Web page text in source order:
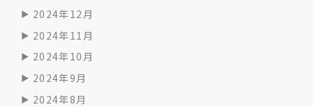
2024年12月
2024年11月
2024年10月
2024年9月
2024年8月